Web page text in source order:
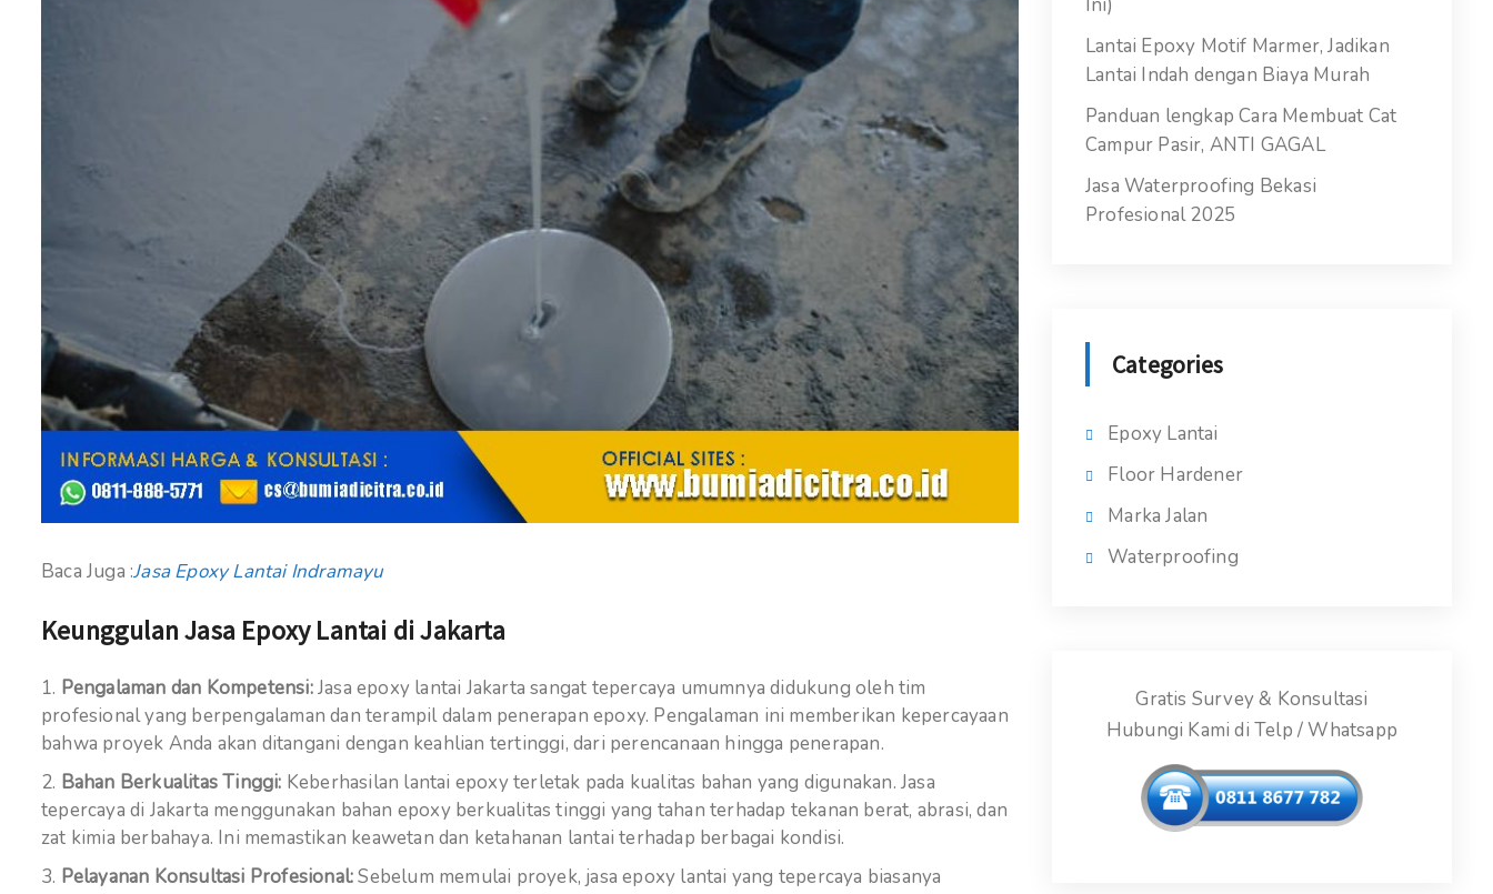
Baca Juga :Jasa Epoxy Lantai Indramayu
Keunggulan Jasa Epoxy Lantai di Jakarta
Pengalaman dan Kompetensi:Jasa epoxy lantai Jakarta sangat tepercaya umumnya didukung oleh tim
profesional yang berpengalaman dan terampil dalam penerapan epoxy. Pengalaman ini memberikan kepercayaan
bahwa proyek Anda akan ditangani dengan keahlian tertinggi, dari perencanaan hingga penerapan.
Bahan Berkualitas Tinggi: Keberhasilan lantai epoxy terletak pada kualitas bahan yang digunakan. Jasa
tepercaya di Jakarta menggunakan bahan epoxy berkualitas tinggi yang tahan terhadap tekanan berat, abrasi, dan
zat kimia berbahaya. Ini memastikan keawetan dan ketahanan lantai terhadap berbagai kondisi.
Pelayanan Konsultasi Profesional:Sebelum memulai proyek, jasa epoxy lantai yang tepercaya biasanya
Lantai Epoxy Motif Marmer, Jadikan
Lantai Indah dengan Biaya Murah
Panduan lengkap Cara Membuat Cat
Campur Pasir, ANTI GAGAL
Jasa Waterproofing Bekasi
Profesional 2025
Categories
Epoxy Lantai
Floor Hardener
Marka Jalan
Waterproofing
Gratis Survey & Konsultasi
Hubungi Kami di Telp / Whatsapp